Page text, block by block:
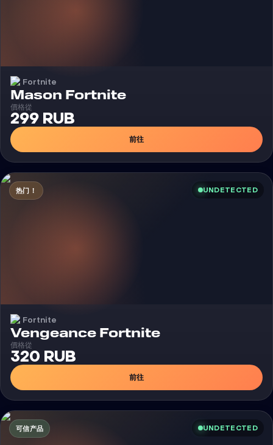
Fortnite
Mason Fortnite外挂
價格從
299 RUB
前往
热门！ UNDETECTED
Fortnite
Vengeance Fortnite外挂
價格從
320 RUB
前往
可信产品 UNDETECTED